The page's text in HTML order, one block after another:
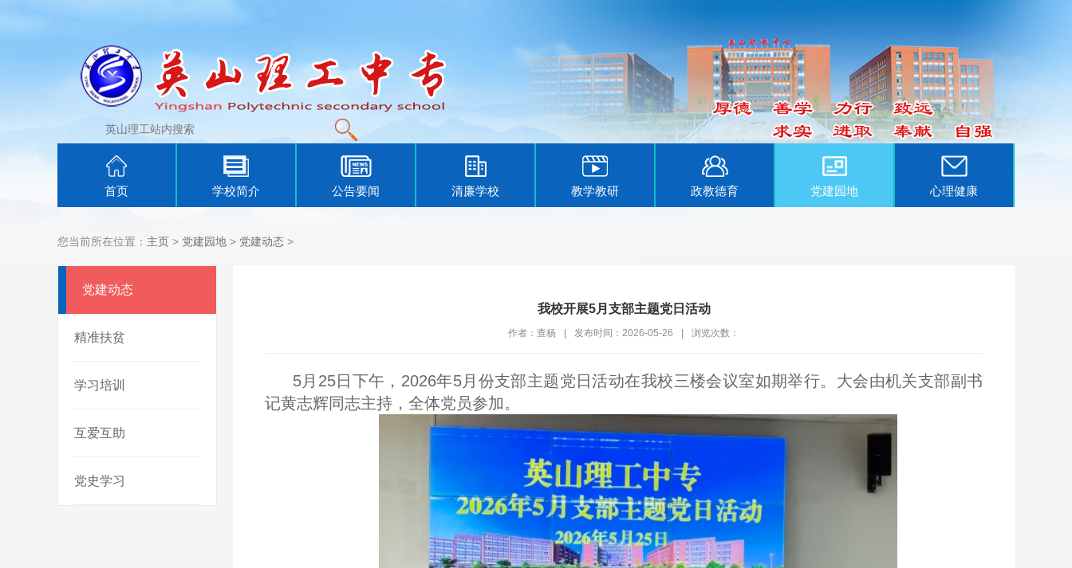
首页 学校简介 公告要闻 清廉学校 教学教研 政教德育 党建园地 心理健康
您当前所在位置： 主页 > 党建园地 > 党建动态 >
党建动态
精准扶贫
学习培训
互爱互助
党史学习
我校开展5月支部主题党日活动
作者：查杨 发布时间：2026-05-26 浏览次数：
5月25日下午，2026年5月份支部主题党日活动在我校三楼会议室如期举行。大会由机关支部副书
记黄志辉同志主持，全体党员参加。